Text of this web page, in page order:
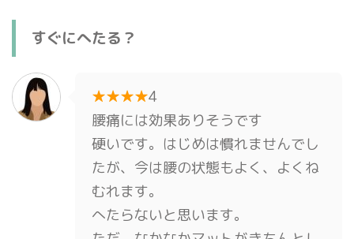
すぐにへたる？
★★★★4
腰痛には効果ありそうです
硬いです。はじめは慣れませんでし
たが、今は腰の状態もよく、よくね
むれます。
へたらないと思います。